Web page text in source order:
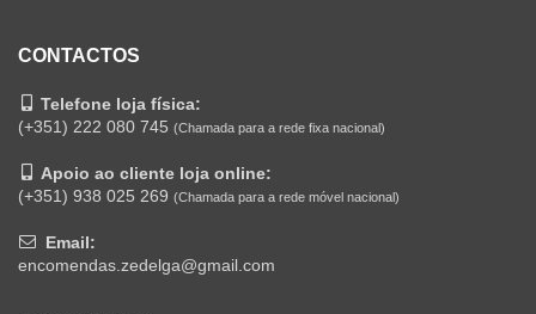
CONTACTOS
Telefone loja física:
(+351) 222 080 745 (Chamada para a rede fixa nacional)
Apoio ao cliente loja online:
(+351) 938 025 269 (Chamada para a rede móvel nacional)
Email:
encomendas.zedelga@gmail.com